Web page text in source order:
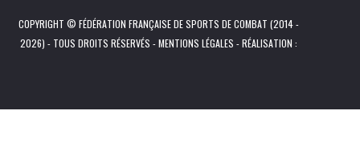
COPYRIGHT © FÉDÉRATION FRANÇAISE DE SPORTS DE COMBAT (2014 -
2026) - TOUS DROITS RÉSERVÉS -MENTIONS LÉGALES - RÉALISATION :